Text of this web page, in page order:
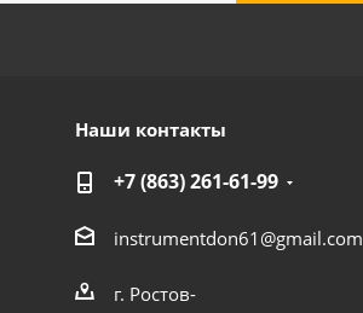
Наши контакты
+7 (863) 261-61-99
instrumentdon61@gmail.com
г. Ростов-